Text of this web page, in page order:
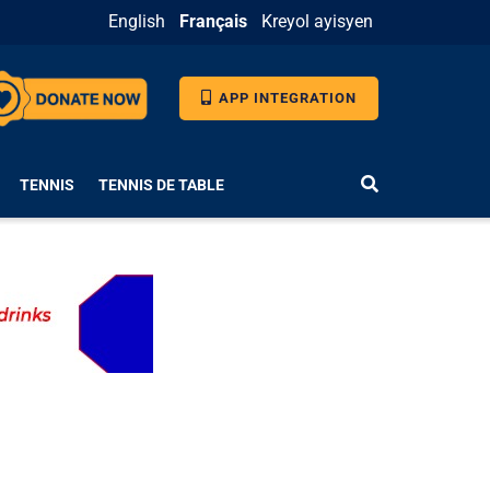
English Français Kreyol ayisyen
APP INTEGRATION
TENNIS TENNIS DE TABLE